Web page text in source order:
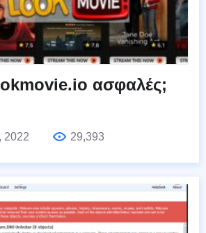
ασφαλές;
2022
29,393